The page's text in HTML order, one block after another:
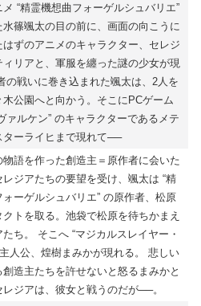
“精霊機想曲フォーゲルシュバリエ”
水篠颯太の目の前に、画面の向こうに
はずのアニメのキャラクター、セレジ
ィリアと、軍服を纏った謎の少女が現
の戦いに巻き込まれた颯太は、2人を
木公園へと向かう。そこにPCゲーム
ァルケン” のキャラクターであるメテ
ターライヒまで現れて──
物語を作った創造主＝原作者に会いた
レジアたちの要望を受け、颯太は “精
ォーゲルシュバリエ” の原作者、松原
トを取る。池袋で松原を待ちかまえ
ち。 そこへ “マジカルスレイヤー・
人公、煌樹まみかが現れる。 悲しい
造主たちを許せないと怒るまみかと
ジアは、彼女と戦うのだが──。